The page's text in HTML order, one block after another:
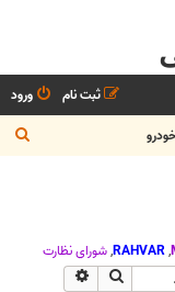
ورود
ثبت نام
س
,
RAHVAR
,شوراي نظارت
جستجو